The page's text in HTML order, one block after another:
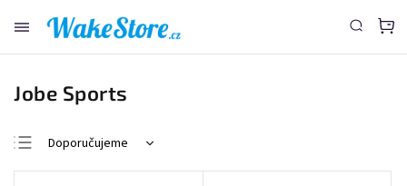
Jobe Sports
Doporučujeme
Nejlevnější
www.wakestore.cz - Chat